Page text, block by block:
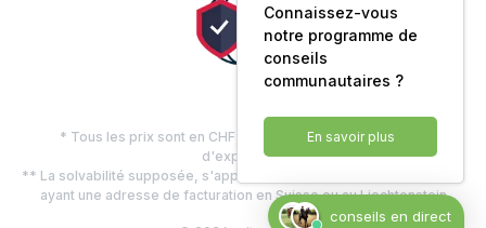
* Tous les prix sont en CHF, TVA comprise, plus les frais
d'expédition
** La solvabilité supposée, s'applique uniquement aux clients privés
ayant une adresse de facturation en Suisse ou au Liechtenstein
Connaissez-vous
notre programme de
conseils
communautaires ?
En savoir plus
conseils en direct